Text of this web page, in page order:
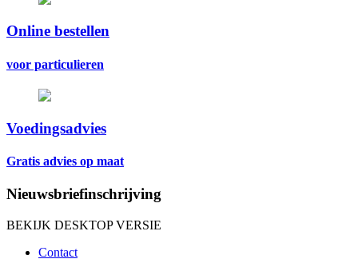
Online bestellen
voor particulieren
Voedingsadvies
Gratis advies op maat
Nieuwsbriefinschrijving
BEKIJK DESKTOP VERSIE
Contact